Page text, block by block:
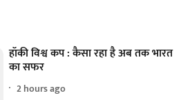
हॉकी विश्व कप : कैसा रहा है अब तक भारत
का सफर
2 hours ago